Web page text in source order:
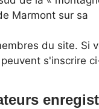
Marmont sur sa
du site. Si
s'inscrire